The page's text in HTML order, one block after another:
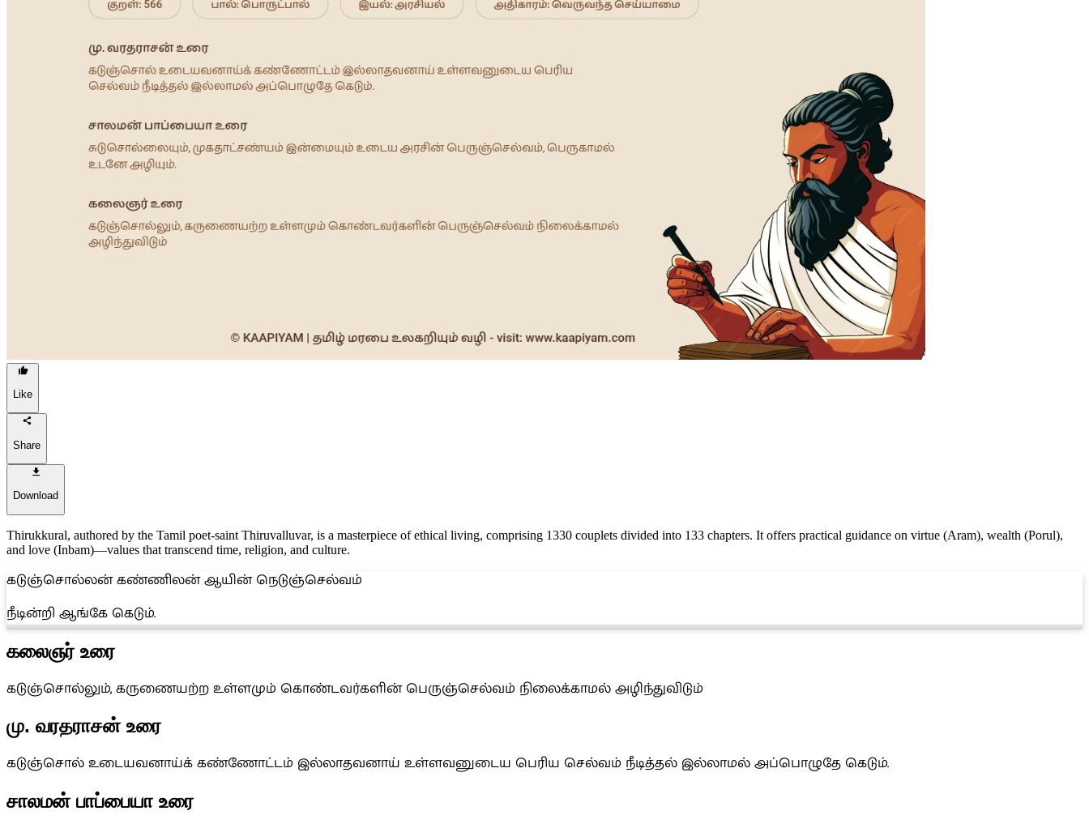
Like
Share
Download
Thirukkural, authored by the Tamil poet-saint Thiruvalluvar, is a masterpiece of ethical living, comprising 1330 couplets divided into 133 chapters. It offers practical guidance on virtue (Aram), wealth (Porul),
and love (Inbam)—values that transcend time, religion, and culture.
கடுஞ்சொல்லன் கண்ணிலன் ஆயின் நெடுஞ்செல்வம்
நீடின்றி ஆங்கே கெடும்.
கலைஞர் உரை
கடுஞ்சொல்லும், கருணையற்ற உள்ளமும் கொண்டவர்களின் பெருஞ்செல்வம் நிலைக்காமல் அழிந்துவிடும்
மு. வரதராசன் உரை
கடுஞ்சொல் உடையவனாய்க் கண்ணோட்டம் இல்லாதவனாய் உள்ளவனுடைய பெரிய செல்வம் நீடித்தல் இல்லாமல் அப்பொழுதே கெடும்.
சாலமன் பாப்பையா உரை